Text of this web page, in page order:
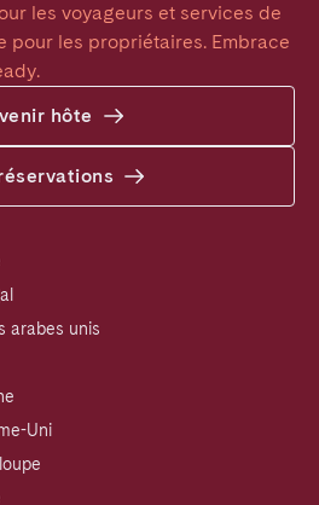
les voyageurs et services de
pour les propriétaires. Embrace
hôte
arabes unis
Uni